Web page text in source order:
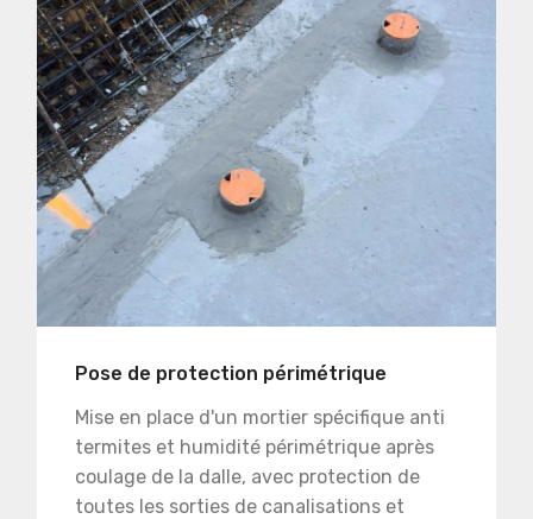
Pose de protection périmétrique
Mise en place d'un mortier spécifique anti
termites et humidité périmétrique après
coulage de la dalle, avec protection de
toutes les sorties de canalisations et